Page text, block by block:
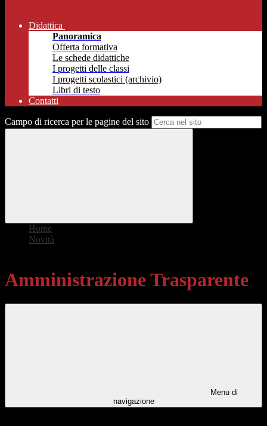
Didattica
Panoramica
Offerta formativa
Le schede didattiche
I progetti delle classi
I progetti scolastici (archivio)
Libri di testo
Contatti
Campo di ricerca per le pagine del sito
Home
Novità
Amministrazione Trasparente
Menu di
navigazione